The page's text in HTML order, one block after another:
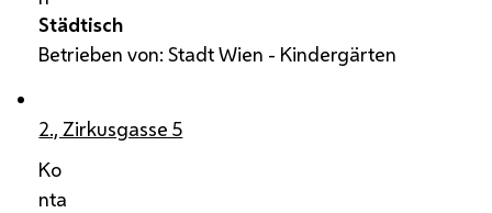
Städtisch
Betrieben von: Stadt Wien - Kindergärten
2., Zirkusgasse 5
Ko
nta